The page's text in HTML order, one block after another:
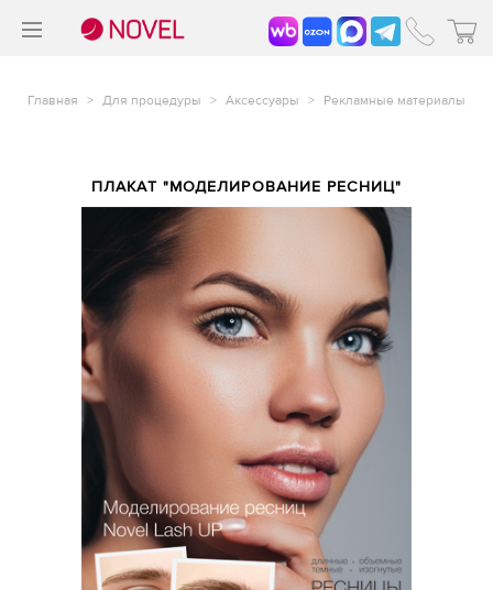
Главная > Для процедуры > Аксессуары > Рекламные материалы
ПЛАКАТ "МОДЕЛИРОВАНИЕ РЕСНИЦ"